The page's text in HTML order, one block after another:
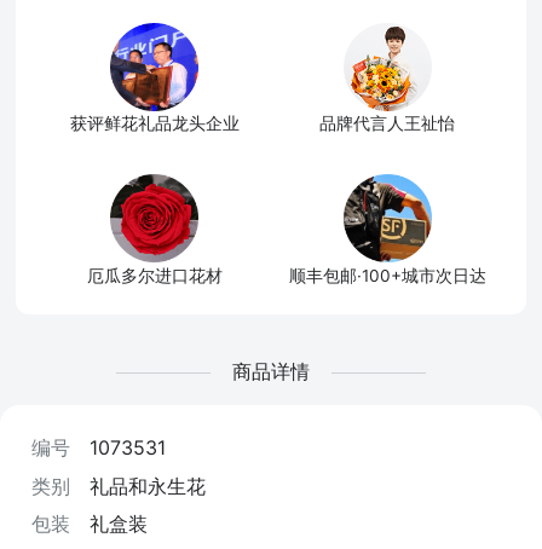
获评鲜花礼品龙头企业 品牌代言人王祉怡
厄瓜多尔进口花材 顺丰包邮·100+城市次日达
商品详情
编号
1073531
类别
礼品和永生花
包装
礼盒装